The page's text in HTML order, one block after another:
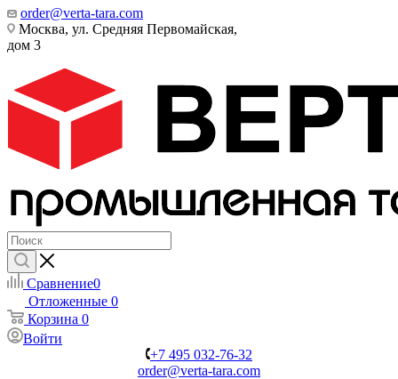
order@verta-tara.com
Москва, ул. Средняя Первомайская,
дом 3
Сравнение0
Отложенные 0
Корзина 0
Войти
+7 495 032-76-32
order@verta-tara.com